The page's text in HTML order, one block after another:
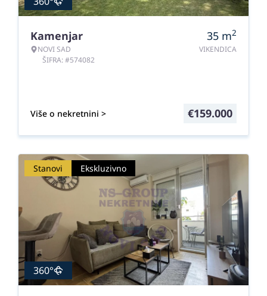
Kamenjar
NOVI SAD
ŠIFRA: #574082
35 m2
VIKENDICA
Više o nekretnini > €159.000
Stanovi Ekskluzivno
360°